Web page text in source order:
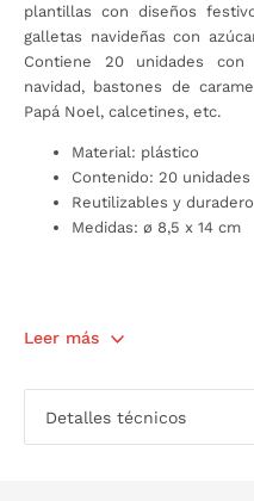
plantillas con diseños
galletas navideñas con
Contiene 20 unidades
navidad, bastones de
Papá Noel, calcetines, etc.
Material: plástico
Contenido: 20 unidades
Reutilizables y
Medidas: ø 8,5 x 14 cm
Leer más
Detalles técnicos